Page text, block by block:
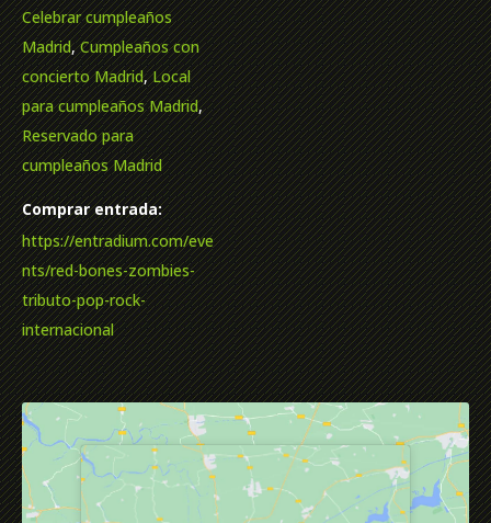
Celebrar cumpleaños
Madrid,Cumpleaños con
concierto Madrid,Local
para cumpleaños Madrid,
Reservado para
cumpleaños Madrid
Comprar entrada:
https://entradium.com/eve
nts/red-bones-zombies-
tributo-pop-rock-
internacional